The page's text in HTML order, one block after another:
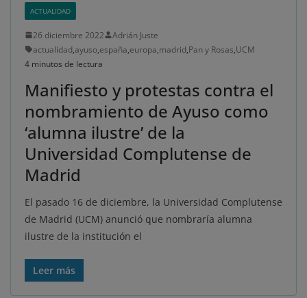
ACTUALIDAD
26 diciembre 2022
Adrián Juste
actualidad,ayuso,españa,europa,madrid,Pan y Rosas,UCM
4 minutos de lectura
Manifiesto y protestas contra el
nombramiento de Ayuso como
‘alumna ilustre’ de la
Universidad Complutense de
Madrid
El pasado 16 de diciembre, la Universidad Complutense
de Madrid (UCM) anunció que nombraría alumna
ilustre de la institución el
Leer más